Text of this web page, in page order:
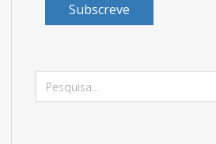
Subscreve